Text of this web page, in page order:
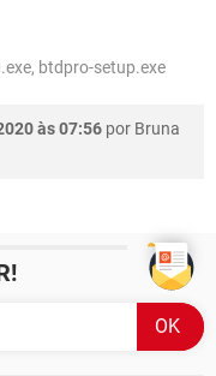
btdpro-setup.exe
às 07:56 por Bruna